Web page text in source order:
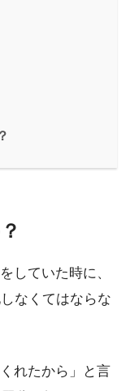
していた時に、
なくてはならな
れたから」と言